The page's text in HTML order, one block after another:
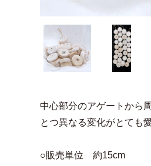
中心部分のアゲートから
とつ異なる変化がとても
○販売単位 約15cm